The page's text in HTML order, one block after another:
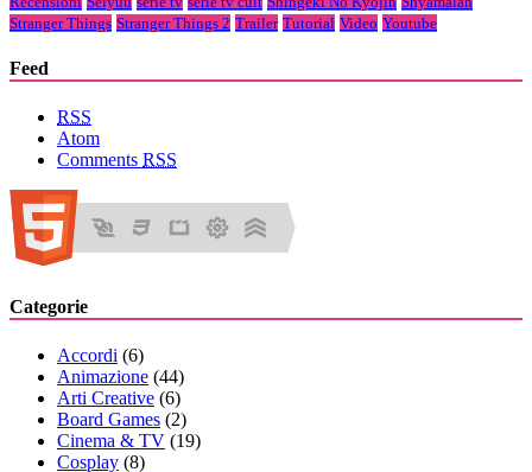
Stranger Things Stranger Things 2 Trailer Tutorial Video Youtube
Feed
RSS
Atom
Comments RSS
Categorie
Accordi (6)
Animazione (44)
Arti Creative (6)
Board Games (2)
Cinema & TV (19)
Cosplay (8)